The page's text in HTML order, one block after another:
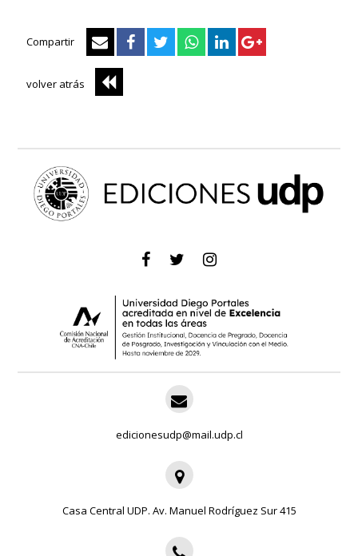
Compartir
volver atrás
edicionesudp@mail.udp.cl
Casa Central UDP. Av. Manuel Rodríguez Sur 415